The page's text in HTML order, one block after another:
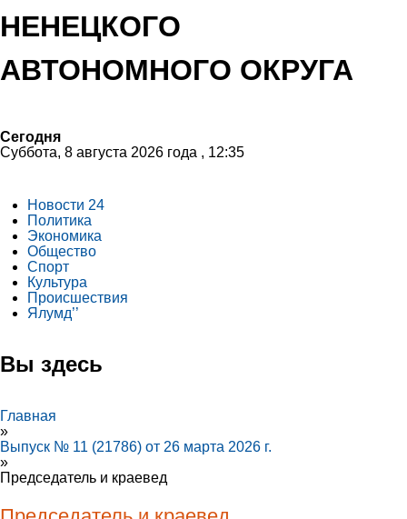
НЕНЕЦКОГО
АВТОНОМНОГО ОКРУГА
Сегодня
Суббота, 8 августа 2026 года , 12:35
Новости 24
Политика
Экономика
Общество
Спорт
Культура
Происшествия
Ялумд’’
Вы здесь
Главная
»
Выпуск № 11 (21786) от 26 марта 2026 г.
»
Председатель и краевед